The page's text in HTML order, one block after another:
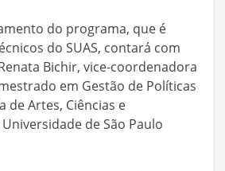
do programa, que é
do SUAS, contará com
Bichir, vice-coordenadora
em Gestão de Políticas
de Artes, Ciências e
de São Paulo